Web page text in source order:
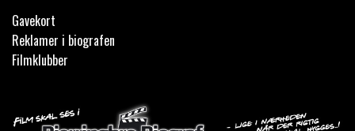
Gavekort
Reklamer i biografen
Filmklubber